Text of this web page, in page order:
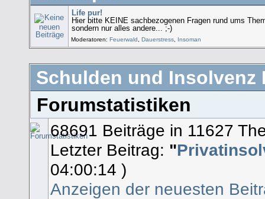
Life pur!
Hier bitte KEINE sachbezogenen Fragen rund ums
sondern nur alles andere... ;-)
Moderatoren:Feuerwald,Dauerstress, Insoman
Schulden und Insolvenz
Forumstatistiken
68691 Beiträge in 11627
Letzter Beitrag: "
04:00:14 )
Anzeigen der neuesten